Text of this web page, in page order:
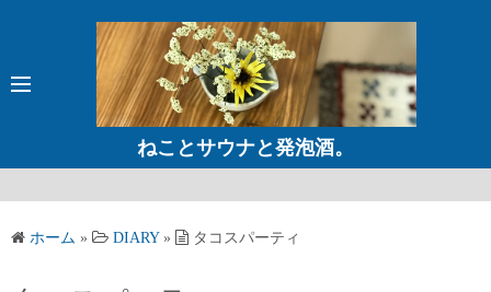
ン
ッ
ねことサウナと発泡酒。
ホーム » DIARY» タコスパーティ